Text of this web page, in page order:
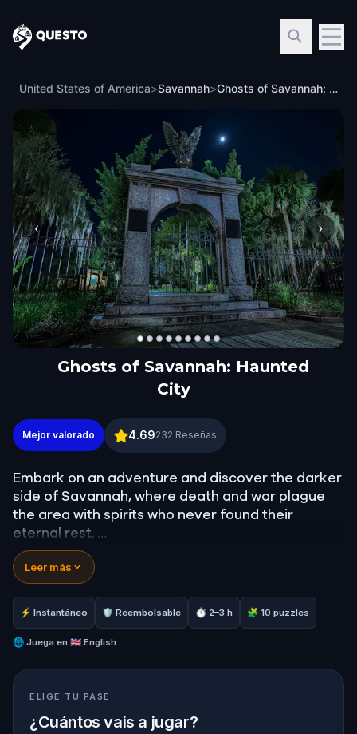
Questo
United States of America>Savannah> Ghosts of Savannah: Haunted City
‹ ›
Ghosts of Savannah: Haunted
City
Ghosts of Savannah: Haunted City
Mejor valorado 4.69232 Reseñas
Embark on an adventure and discover the darker
side of Savannah, where death and war plague
the area with spirits who never found their
eternal rest.
Come and see some of the most famous haunted
houses in the world, where many ghost hunting
shows aired to try and glimpse the spirits for
yourself. Follow the clues, crack the codes and
solve all sorts of puzzles!
Are you up for a terrifying experience in
Savannah?
Leer más
⚡ Instantáneo 🛡 Reembolsable ⏱ 2–3 h 🧩 10 puzzles
🌐 Juega en 🇬🇧 English
ELIGE TU PASE
¿Cuántos vais a jugar?